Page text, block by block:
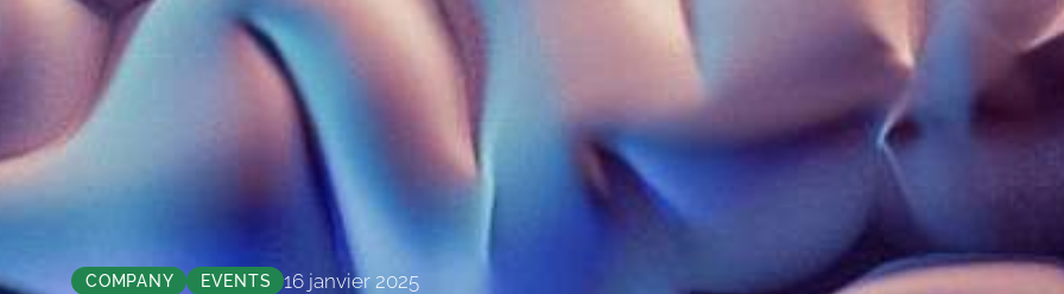
COMPANY EVENTS 16 janvier 2025